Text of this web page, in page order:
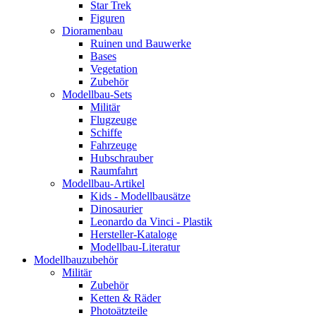
Star Trek
Figuren
Dioramenbau
Ruinen und Bauwerke
Bases
Vegetation
Zubehör
Modellbau-Sets
Militär
Flugzeuge
Schiffe
Fahrzeuge
Hubschrauber
Raumfahrt
Modellbau-Artikel
Kids - Modellbausätze
Dinosaurier
Leonardo da Vinci - Plastik
Hersteller-Kataloge
Modellbau-Literatur
Modellbauzubehör
Militär
Zubehör
Ketten & Räder
Photoätzteile